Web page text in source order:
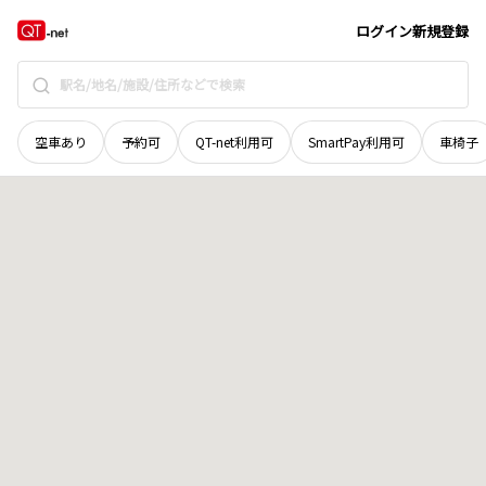
ログイン新規登録
空車あり 予約可 QT-net利用可 SmartPay利用可 車椅子
鳥取県